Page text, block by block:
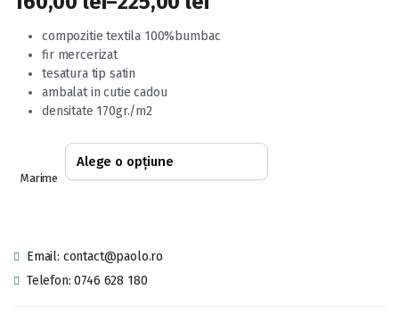
de la
Interval
de
prețuri:
compozitie textila 100%bumbac
fir mercerizat
tesatura tip satin
ambalat in cutie cadou
densitate 170gr./m2
Marime
Email: contact@paolo.ro
Telefon: 0746 628 180